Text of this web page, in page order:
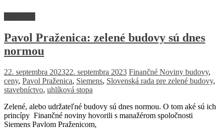
Pavol Praženica: zelené budovy sú dnes
normou
22. septembra 202322. septembra 2023 Finančné Noviny budovy,
ceny, Pavol Praženica, Siemens, Slovenská rada pre zelené budovy,
stavebníctvo, uhlíková stopa
Zelené, alebo udržateľné budovy sú dnes normou. O tom aké sú ich
princípy Finančné noviny hovorili s manažérom spoločnosti
Siemens Pavlom Praženicom,